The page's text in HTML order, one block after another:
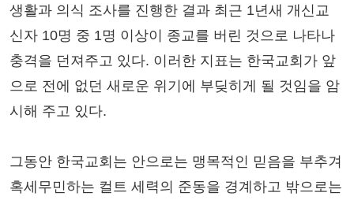
생활과 의식 조사를 진행한 결과 최근 1년새 개신교
신자 10명 중 1명 이상이 종교를 버린 것으로 나타나
충격을 던져주고 있다. 이러한 지표는 한국교회가 앞
으로 전에 없던 새로운 위기에 부딪히게 될 것임을 암
시해 주고 있다.
그동안 한국교회는 안으로는 맹목적인 믿음을 부추겨
혹세무민하는 컬트 세력의 준동을 경계하고 밖으로는